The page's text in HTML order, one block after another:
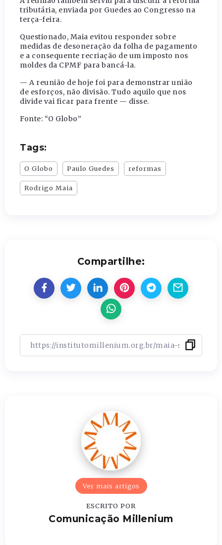
tributária, enviada por Guedes ao Congresso na
terça-feira.
Questionado, Maia evitou responder sobre
medidas de desoneração da folha de pagamento
e a consequente recriação de um imposto nos
moldes da CPMF para bancá-la.
— A reunião de hoje foi para demonstrar união
de esforços, não divisão. Tudo aquilo que nos
divide vai ficar para frente — disse.
Fonte: “O Globo”
Tags:
O Globo Paulo Guedes reformas
Rodrigo Maia
Compartilhe:
Ver mais artigos
ESCRITO POR
Comunicação Millenium